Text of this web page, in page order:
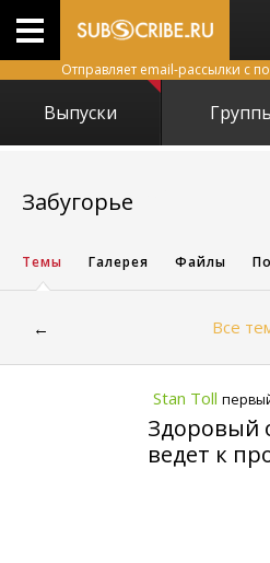
Отправляет email-рассылки с
Выпуски
Забугорье
Темы Галерея Файлы
← Все
Stan Toll
Здоровый
ведет к